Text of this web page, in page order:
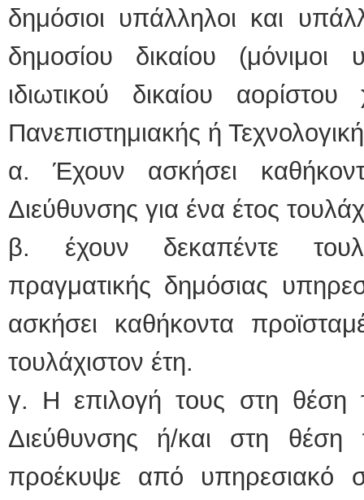
δημόσιοι υπάλληλοι και
δημοσίου δικαίου (μόνιμοι
ιδιωτικού δικαίου
Πανεπιστημιακής ή
α. Έχουν ασκήσει
Διεύθυνσης για ένα έτος
β. έχουν δεκαπέντε
πραγματικής δημόσιας
ασκήσει καθήκοντα
τουλάχιστον έτη.
γ. Η επιλογή τους στη θέση
Διεύθυνσης ή/και στη θέση
προέκυψε από υπηρεσιακό